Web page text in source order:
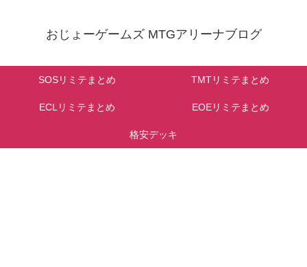
おじょーゲームズ MTGアリーナブログ
SOSリミテまとめ TMTリミテまとめ
ECLリミテまとめ EOEリミテまとめ
格安デッキ